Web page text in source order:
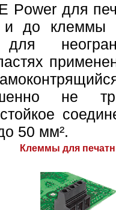
Power для
до клеммы
не
50 мм².
Клеммы для